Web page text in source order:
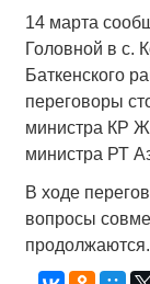
14 марта
Головной в с.
Баткенского
переговоры
министра КР
министра РТ
В ходе
вопросы
продолжаются.